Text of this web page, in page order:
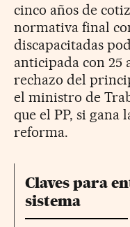
cinco años de
normativa final
discapacitadas
anticipada con 25
rechazo del
el ministro de
que el PP, si gana
reforma.
Claves para
sistema